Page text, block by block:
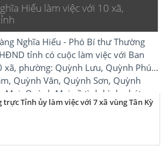
Hiếu làm việc với 10 xã,
Nghĩa Hiếu - Phó Bí thư Thường
tỉnh có cuộc làm việc với Ban
xã, phường: Quỳnh Lưu, Quỳnh Phú,
Quỳnh Văn, Quỳnh Sơn, Quỳnh
Mai, Quỳnh Mai về tình hình phát
phòng - an ninh, xây dựng Đảng
địa phương 2 cấp.
trực Tỉnh ủy làm việc với 7 xã vùng Tân Kỳ